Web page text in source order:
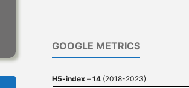
GOOGLE METRICS
H5-index – 14 (2018-2023)